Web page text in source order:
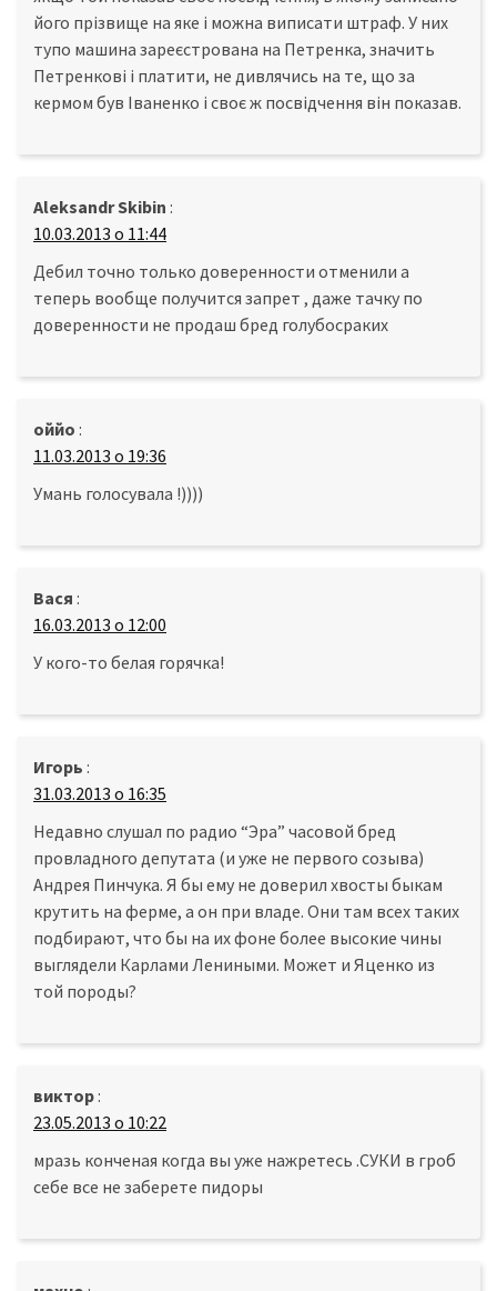
його прізвище на яке і можна виписати штраф. У них
тупо машина зареєстрована на Петренка, значить
Петренкові і платити, не дивлячись на те, що за
кермом був Іваненко і своє ж посвідчення він показав.
Aleksandr Skibin :
10.03.2013 о 11:44
Дебил точно только доверенности отменили а
теперь вообще получится запрет , даже тачку по
доверенности не продаш бред голубосраких
оййо :
11.03.2013 о 19:36
Умань голосувала !))))
Вася :
16.03.2013 о 12:00
У кого-то белая горячка!
Игорь :
31.03.2013 о 16:35
Недавно слушал по радио “Эра” часовой бред
провладного депутата (и уже не первого созыва)
Андрея Пинчука. Я бы ему не доверил хвосты быкам
крутить на ферме, а он при владе. Они там всех таких
подбирают, что бы на их фоне более высокие чины
выглядели Карлами Лениными. Может и Яценко из
той породы?
виктор :
23.05.2013 о 10:22
мразь конченая когда вы уже нажретесь .СУКИ в гроб
себе все не заберете пидоры